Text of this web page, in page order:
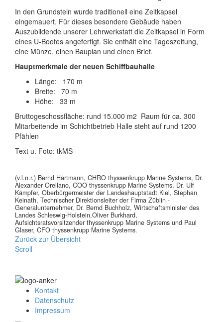
In den Grundstein wurde traditionell eine Zeitkapsel
eingemauert. Für dieses besondere Gebäude haben
Auszubildende unserer Lehrwerkstatt die Zeitkapsel in Form
eines U-Bootes angefertigt. Sie enthält eine Tageszeitung,
eine Münze, einen Bauplan und einen Brief.
Hauptmerkmale der neuen Schiffbauhalle
Länge: 170 m
Breite: 70 m
Höhe: 33 m
Bruttogeschossfläche: rund 15.000 m2 Raum für ca. 300
Mitarbeitende im Schichtbetrieb Halle steht auf rund 1200
Pfählen
Text u. Foto: tkMS
(v.l.n.r.) Bernd Hartmann, CHRO thyssenkrupp Marine Systems, Dr.
Alexander Orellano, COO thyssenkrupp Marine Systems, Dr. Ulf
Kämpfer, Oberbürgermeister der Landeshauptstadt Kiel, Stephan
Keinath, Technischer Direktionsleiter der Firma Züblin -
Generalunternehmer, Dr. Bernd Buchholz, Wirtschaftsminister des
Landes Schleswig-Holstein,Oliver Burkhard,
Aufsichtsratsvorsitzender thyssenkrupp Marine Systems und Paul
Glaser, CFO thyssenkrupp Marine Systems.
Zurück zur Übersicht
Scroll
Kontakt
Datenschutz
Impressum